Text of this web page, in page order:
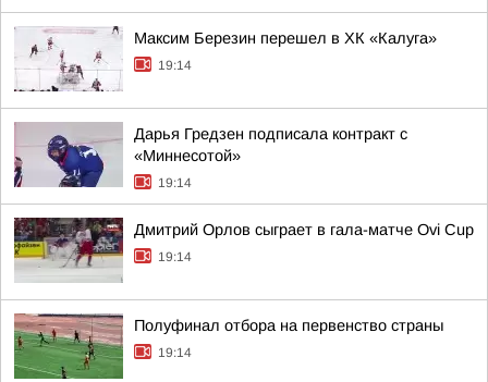
Максим Березин перешел в ХК «Калуга»
19:14
Дарья Гредзен подписала контракт с
«Миннесотой»
19:14
Дмитрий Орлов сыграет в гала-матче Ovi Cup
19:14
Полуфинал отбора на первенство страны
19:14